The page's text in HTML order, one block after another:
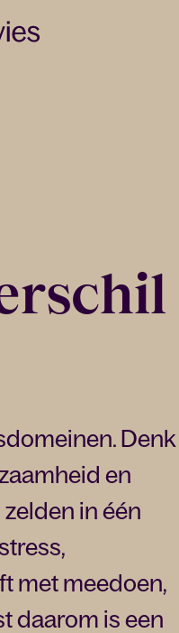
Denk
en
in één
met meedoen,
daarom is een